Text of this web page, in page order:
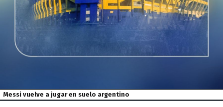
Messi vuelve a jugar en suelo argentino